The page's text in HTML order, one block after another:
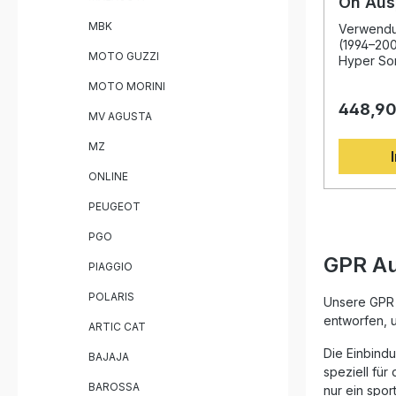
MBK
MOTO GUZZI
MOTO MORINI
MV AGUSTA
MZ
ONLINE
PEUGEOT
PGO
PIAGGIO
POLARIS
ARTIC CAT
BAJAJA
BAROSSA
einfache Montage
Furore
BMW
2002
Hyper
Design,
sowie
zudem
und alle
enthalten. Homologierte
GPR
Unsere
entworfen,
Die
speziell für
nur ein